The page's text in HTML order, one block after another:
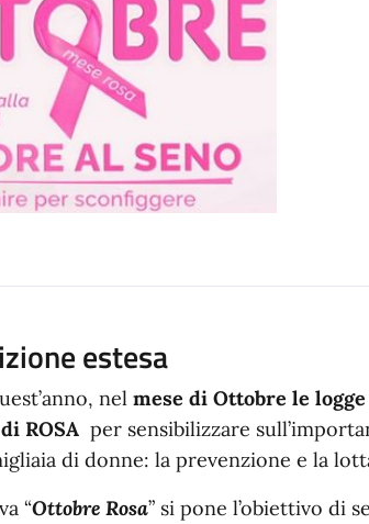
estesa
nel mese di Ottobre le
ROSAper sensibilizzare
di donne: la prevenzione e la
“Ottobre Rosa” si pone l’obiettivo di